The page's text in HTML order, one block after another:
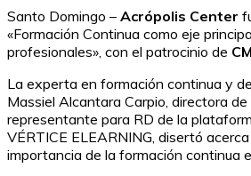
Santo Domingo – Acrópolis Center
«Formación Continua como eje
profesionales», con el patrocinio de
La experta en formación continua y
Massiel Alcantara Carpio, directora
representante para RD de la
VÉRTICE ELEARNING, disertó
importancia de la formación continua